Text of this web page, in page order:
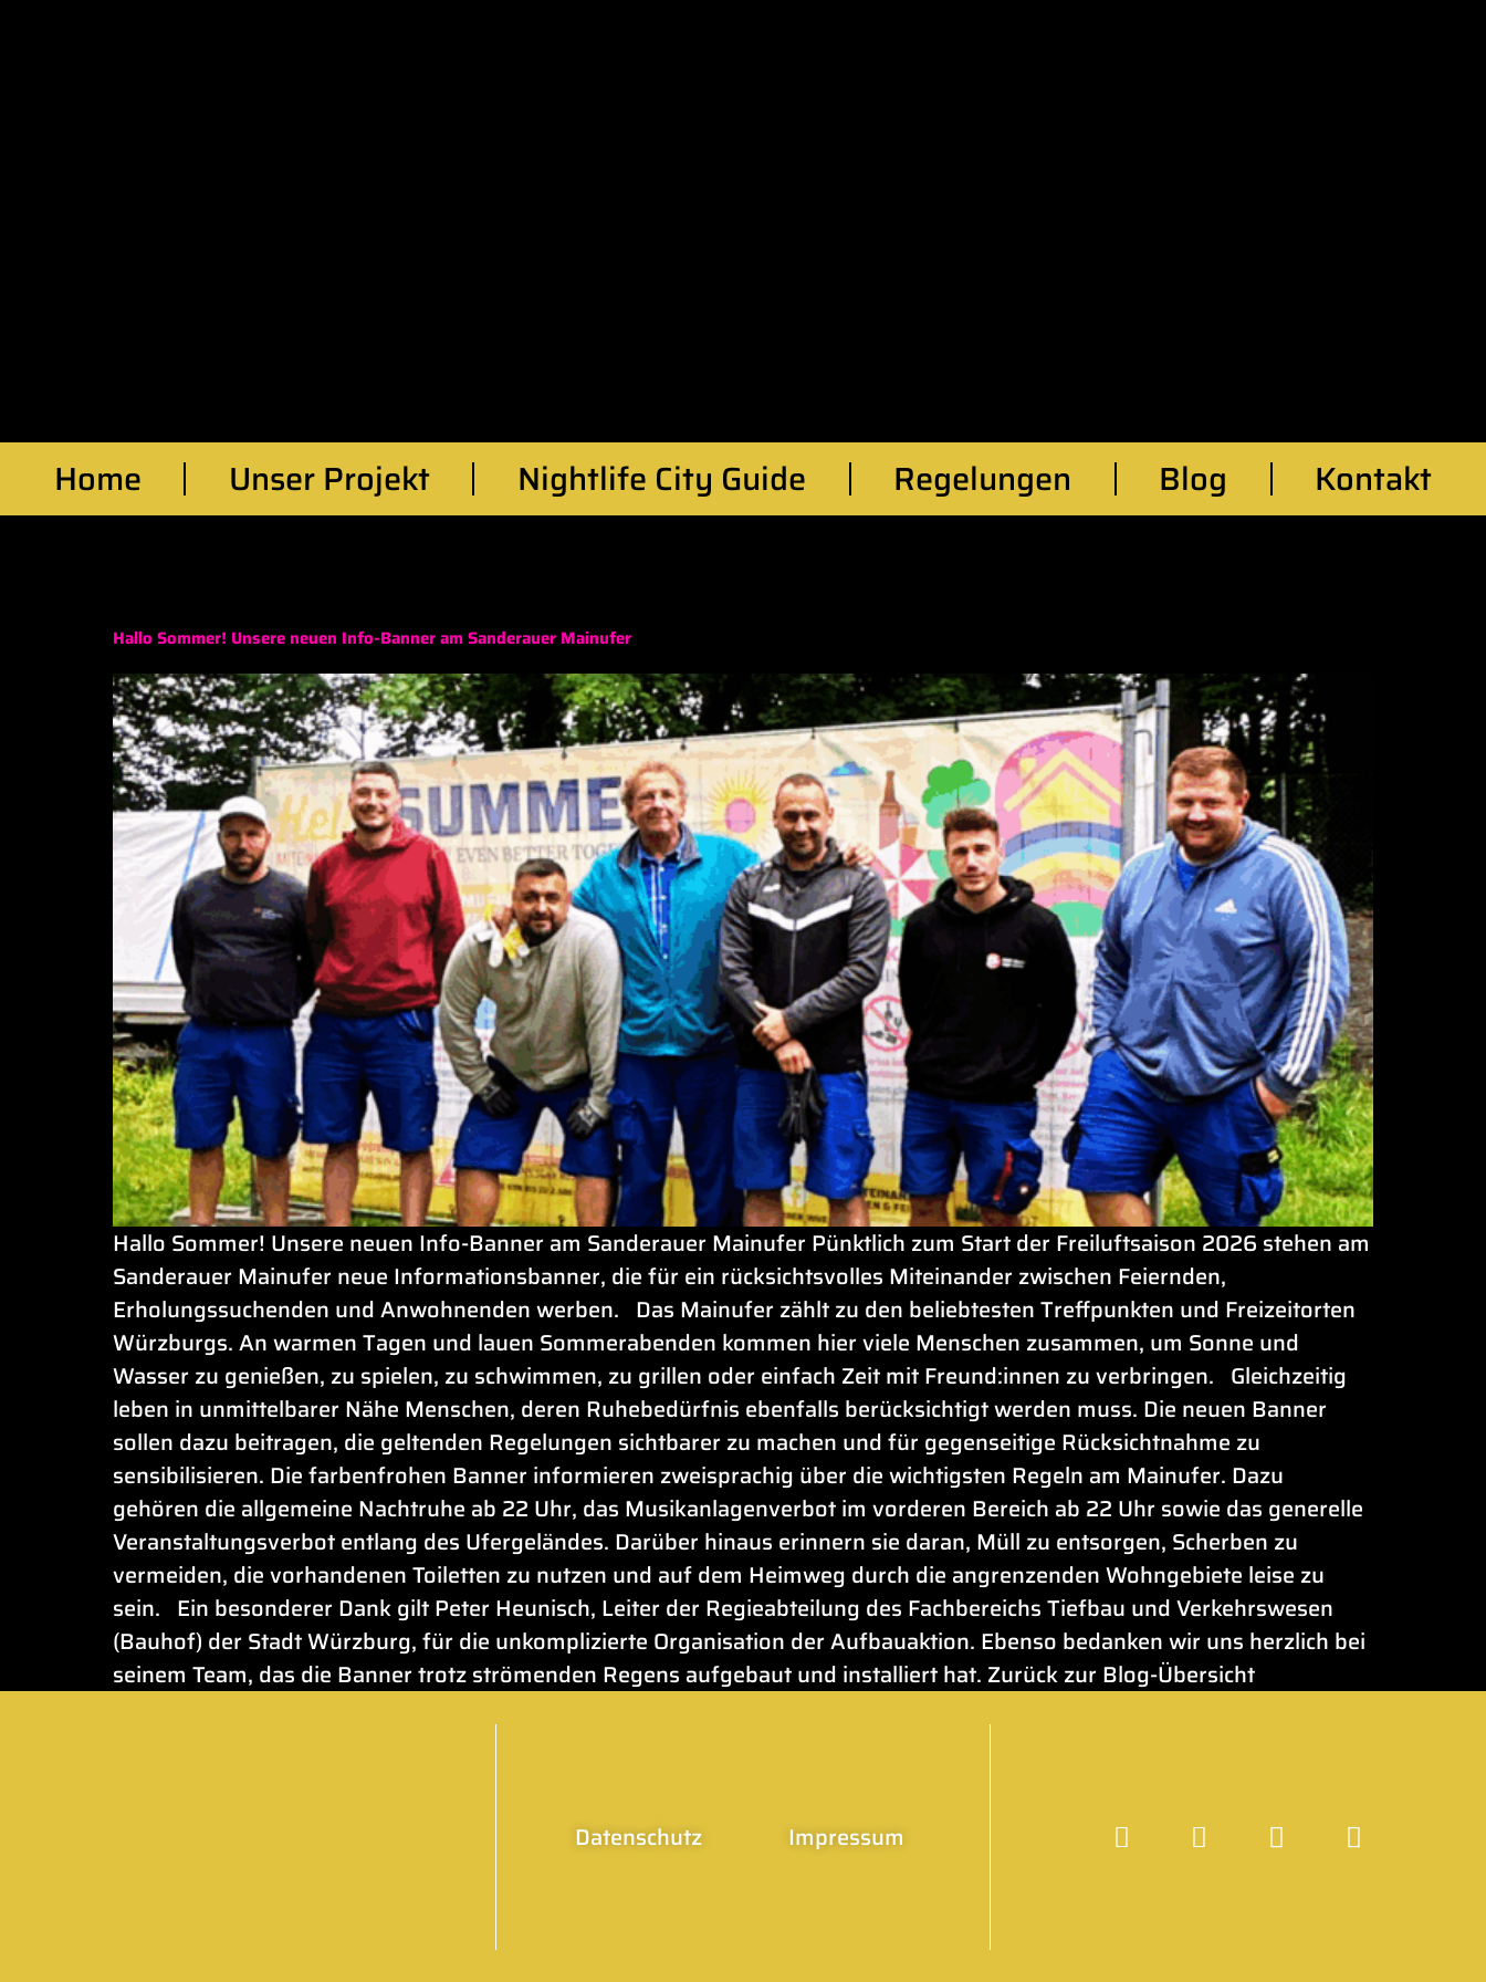
Home Unser Projekt Nightlife City Guide Regelungen Blog Kontakt
Hallo Sommer! Unsere neuen Info-Banner am Sanderauer Mainufer
Hallo Sommer! Unsere neuen Info-Banner am Sanderauer Mainufer Pünktlich zum Start der Freiluftsaison 2026 stehen am
Sanderauer Mainufer neue Informationsbanner, die für ein rücksichtsvolles Miteinander zwischen Feiernden,
Erholungssuchenden und Anwohnenden werben. Das Mainufer zählt zu den beliebtesten Treffpunkten und Freizeitorten
Würzburgs. An warmen Tagen und lauen Sommerabenden kommen hier viele Menschen zusammen, um Sonne und
Wasser zu genießen, zu spielen, zu schwimmen, zu grillen oder einfach Zeit mit Freund:innen zu verbringen. Gleichzeitig
leben in unmittelbarer Nähe Menschen, deren Ruhebedürfnis ebenfalls berücksichtigt werden muss. Die neuen Banner
sollen dazu beitragen, die geltenden Regelungen sichtbarer zu machen und für gegenseitige Rücksichtnahme zu
sensibilisieren. Die farbenfrohen Banner informieren zweisprachig über die wichtigsten Regeln am Mainufer. Dazu
gehören die allgemeine Nachtruhe ab 22 Uhr, das Musikanlagenverbot im vorderen Bereich ab 22 Uhr sowie das generelle
Veranstaltungsverbot entlang des Ufergeländes. Darüber hinaus erinnern sie daran, Müll zu entsorgen, Scherben zu
vermeiden, die vorhandenen Toiletten zu nutzen und auf dem Heimweg durch die angrenzenden Wohngebiete leise zu
sein. Ein besonderer Dank gilt Peter Heunisch, Leiter der Regieabteilung des Fachbereichs Tiefbau und Verkehrswesen
(Bauhof) der Stadt Würzburg, für die unkomplizierte Organisation der Aufbauaktion. Ebenso bedanken wir uns herzlich bei
seinem Team, das die Banner trotz strömenden Regens aufgebaut und installiert hat. Zurück zur Blog-Übersicht
Datenschutz Impressum